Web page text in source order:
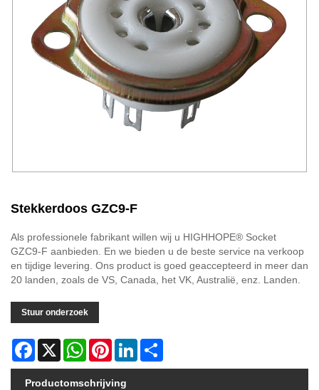
Stekkerdoos GZC9-F
Als professionele fabrikant willen wij u HIGHHOPE® Socket
GZC9-F aanbieden. En we bieden u de beste service na verkoop
en tijdige levering. Ons product is goed geaccepteerd in meer dan
20 landen, zoals de VS, Canada, het VK, Australië, enz. Landen.
Stuur onderzoek
Facebook
X WhatsAppPinterestLinkedIn
Productomschrijving